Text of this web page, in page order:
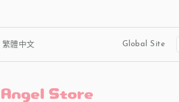
繁體中文 Global Site